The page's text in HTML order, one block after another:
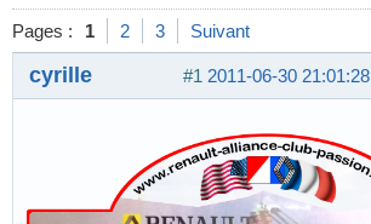
Pages : 1 2 3 Suivant
#1 2011-06-30 21:01:28
cyrille